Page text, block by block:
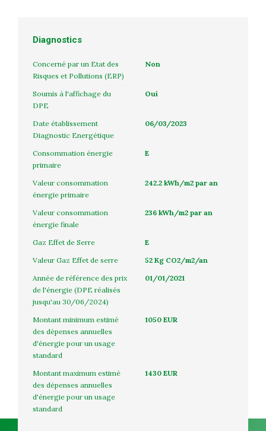
Diagnostics
Concerné par un Etat des
Risques et Pollutions (ERP)
Non
Soumis à l'affichage du
DPE
Oui
Date établissement
Diagnostic Energétique
06/03/2023
Consommation énergie
primaire
E
Valeur consommation
énergie primaire
242.2 kWh/m2 par an
Valeur consommation
énergie finale
236 kWh/m2 par an
Gaz Effet de Serre
E
Valeur Gaz Effet de serre
52 Kg CO2/m2/an
Année de référence des prix
de l'énergie (DPE réalisés
jusqu'au 30/06/2024)
01/01/2021
Montant minimum estimé
des dépenses annuelles
d'énergie pour un usage
standard
1050 EUR
Montant maximum estimé
des dépenses annuelles
d'énergie pour un usage
standard
1430 EUR